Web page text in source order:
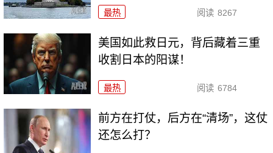
最热 阅读 8267
美国如此救日元，背后藏着三重
收割日本的阳谋！
最热 阅读 6784
前方在打仗，后方在“清场”，这仗
还怎么打？